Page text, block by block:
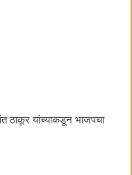
ठाकूर यांच्याकडून भाजपचा